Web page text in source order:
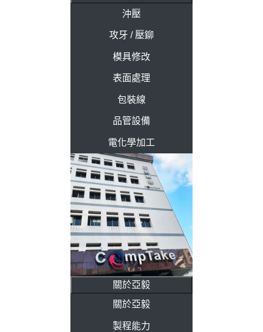
沖壓
攻牙 / 壓鉚
模具修改
表面處理
包裝線
品管設備
電化學加工
關於亞毅
關於亞毅
製程能力